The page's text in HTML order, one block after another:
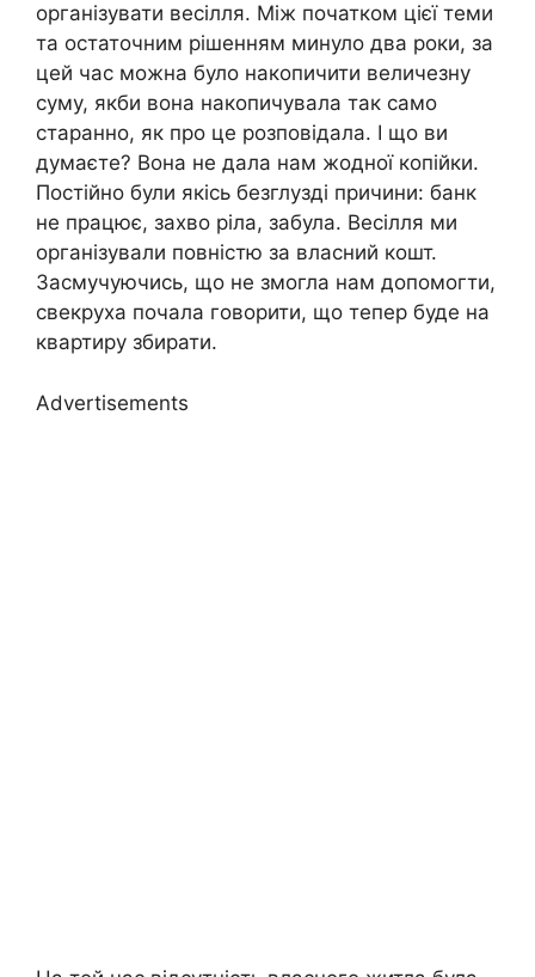
організувати весілля. Між початком цієї теми
та остаточним рішенням минуло два роки, за
цей час можна було накопичити величезну
суму, якби вона накопичувала так само
старанно, як про це розповідала. І що ви
думаєте? Вона не дала нам жодної копійки.
Постійно були якісь безглузді причини: банк
не працює, захво ріла, забула. Весілля ми
організували повністю за власний кошт.
Засмучуючись, що не змогла нам допомогти,
свекруха почала говорити, що тепер буде на
квартиру збирати.
Advertisements